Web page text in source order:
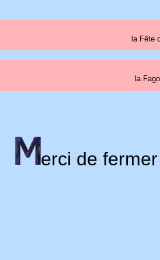
la Fête
la
erci de